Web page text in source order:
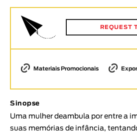
Animar
DURAÇÃO
< / >
GÉNERO
Ficção
Animação
REQUEST
Materiais Promocionais
Sinopse
Uma mulher deambula por entre a
suas memórias de infância,